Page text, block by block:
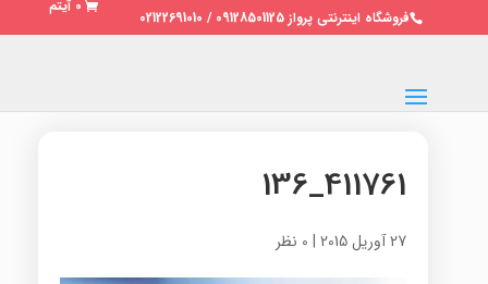
فروشگاه اینترنتی پرواز 09128501125 / 02122691010
0 آیتم
411761_136
27 آوریل 2015 | 0 نظر